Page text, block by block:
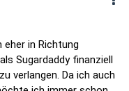
in Richtung
Sugardaddy finanziell
verlangen. Da ich auch